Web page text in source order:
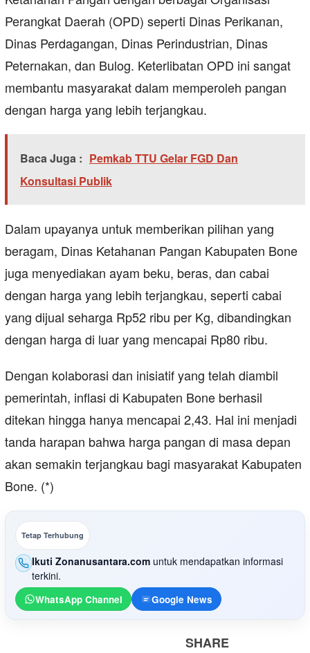
Perangkat Daerah (OPD) seperti Dinas Perikanan,
Dinas Perdagangan, Dinas Perindustrian, Dinas
Peternakan, dan Bulog. Keterlibatan OPD ini sangat
membantu masyarakat dalam memperoleh pangan
dengan harga yang lebih terjangkau.
Baca Juga : Pemkab TTU Gelar FGD Dan
Konsultasi Publik
Dalam upayanya untuk memberikan pilihan yang
beragam, Dinas Ketahanan Pangan Kabupaten Bone
juga menyediakan ayam beku, beras, dan cabai
dengan harga yang lebih terjangkau, seperti cabai
yang dijual seharga Rp52 ribu per Kg, dibandingkan
dengan harga di luar yang mencapai Rp80 ribu.
Dengan kolaborasi dan inisiatif yang telah diambil
pemerintah, inflasi di Kabupaten Bone berhasil
ditekan hingga hanya mencapai 2,43. Hal ini menjadi
tanda harapan bahwa harga pangan di masa depan
akan semakin terjangkau bagi masyarakat Kabupaten
Bone. (*)
Tetap Terhubung
Ikuti Zonanusantara.com untuk mendapatkan informasi
terkini.
WhatsApp Channel Google News
SHARE